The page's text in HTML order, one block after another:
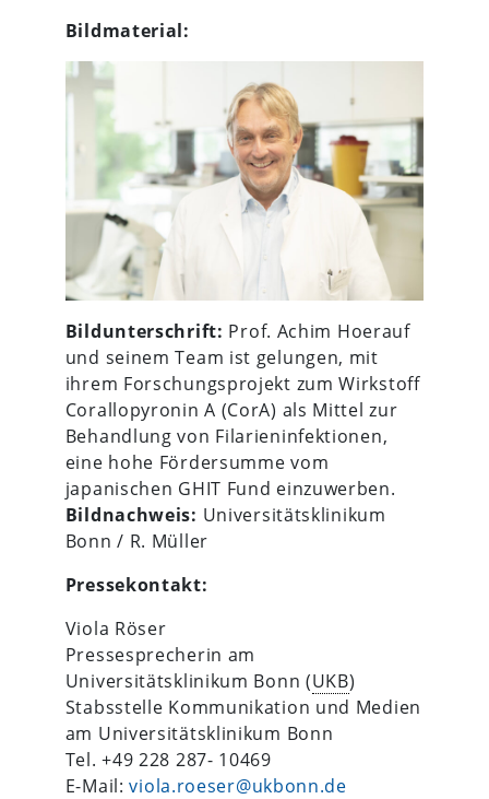
Bildmaterial:
Bildunterschrift: Prof. Achim Hoerauf
und seinem Team ist gelungen, mit
ihrem Forschungsprojekt zum Wirkstoff
Corallopyronin A (CorA) als Mittel zur
Behandlung von Filarieninfektionen,
eine hohe Fördersumme vom
japanischen GHIT Fund einzuwerben.
Bildnachweis: Universitätsklinikum
Bonn / R. Müller
Pressekontakt:
Viola Röser
Pressesprecherin am
Universitätsklinikum Bonn (UKB)
Stabsstelle Kommunikation und Medien
am Universitätsklinikum Bonn
Tel. +49 228 287- 10469
E-Mail:viola.roeser@ukbonn.de